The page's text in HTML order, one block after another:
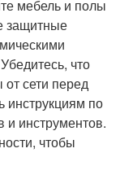
мебель и полы
защитные
что
сети перед
инструкциям по
инструментов.
чтобы